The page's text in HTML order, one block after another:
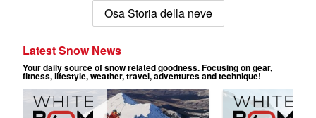
Osa Storia della neve